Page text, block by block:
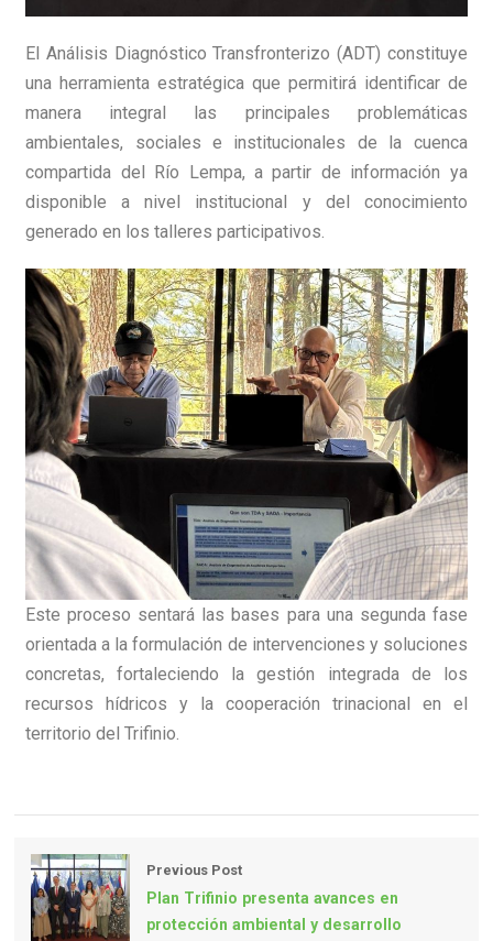
El Análisis Diagnóstico Transfronterizo (ADT) constituye
una herramienta estratégica que permitirá identificar de
manera integral las principales problemáticas
ambientales, sociales e institucionales de la cuenca
compartida del Río Lempa, a partir de información ya
disponible a nivel institucional y del conocimiento
generado en los talleres participativos.
Este proceso sentará las bases para una segunda fase
orientada a la formulación de intervenciones y soluciones
concretas, fortaleciendo la gestión integrada de los
recursos hídricos y la cooperación trinacional en el
territorio del Trifinio.
Previous Post
Plan Trifinio presenta avances en
protección ambiental y desarrollo